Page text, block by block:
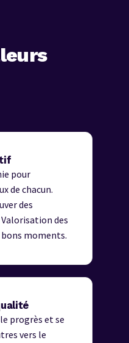
pour
de chacun.
des
des
moments.
progrès et se
vers le